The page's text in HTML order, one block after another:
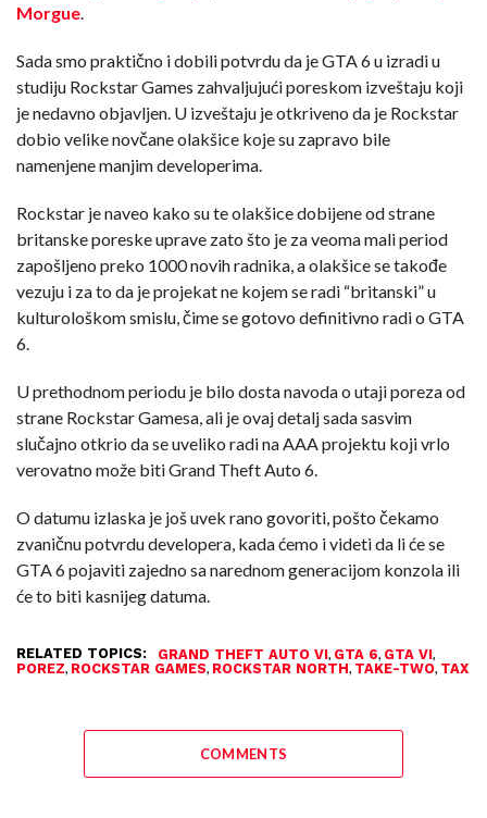
Morgue
Sada smo praktično i dobili potvrdu da je GTA 6 u izradi u
studiju Rockstar Games zahvaljujući poreskom izveštaju koji
je nedavno objavljen. U izveštaju je otkriveno da je Rockstar
dobio velike novčane olakšice koje su zapravo bile
namenjene manjim developerima.
Rockstar je naveo kako su te olakšice dobijene od strane
britanske poreske uprave zato što je za veoma mali period
zapošljeno preko 1000 novih radnika, a olakšice se takođe
vezuju i za to da je projekat ne kojem se radi “britanski” u
kulturološkom smislu, čime se gotovo definitivno radi o GTA
6.
U prethodnom periodu je bilo dosta navoda o utaji poreza od
strane Rockstar Gamesa, ali je ovaj detalj sada sasvim
slučajno otkrio da se uveliko radi na AAA projektu koji vrlo
verovatno može biti Grand Theft Auto 6.
O datumu izlaska je još uvek rano govoriti, pošto čekamo
zvaničnu potvrdu developera, kada ćemo i videti da li će se
GTA 6 pojaviti zajedno sa narednom generacijom konzola ili
će to biti kasnijeg datuma.
RELATED TOPICS: GRAND THEFT AUTO VI, GTA 6, GTA VI,
POREZ, ROCKSTAR GAMES, ROCKSTAR NORTH, TAKE-TWO, TAX
COMMENTS